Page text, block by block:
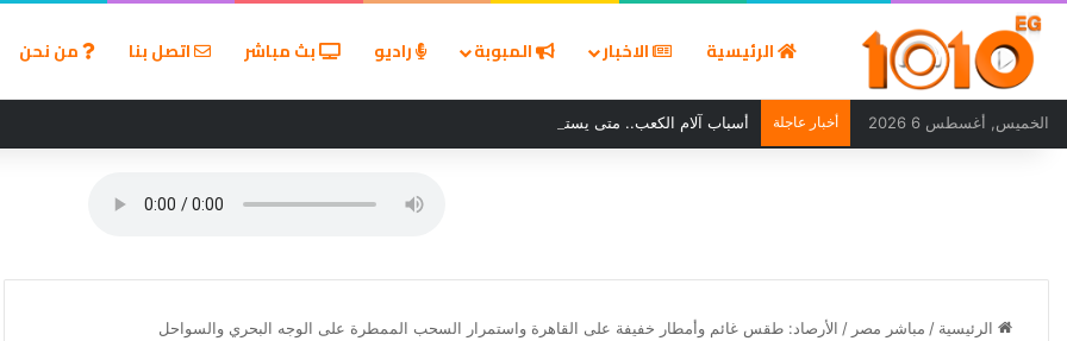
الرئيسية الاخبار المبوبة راديو بث مباشر اتصل بنا من نحن
الخميس, أغسطس 6 2026 أخبار عاجلة أسباب آلام الكعب.. متى يستدعي الألم زيارة الطبيب؟
الرئيسية / مباشر مصر / الأرصاد: طقس غائم وأمطار خفيفة على القاهرة واستمرار السحب الممطرة على الوجه البحري والسواحل